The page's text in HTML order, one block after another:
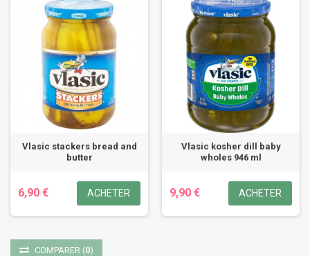
Vlasic stackers bread and
butter
6,90 € ACHETER
Vlasic kosher dill baby
wholes 946 ml
9,90 € ACHETER
COMPARER (0)